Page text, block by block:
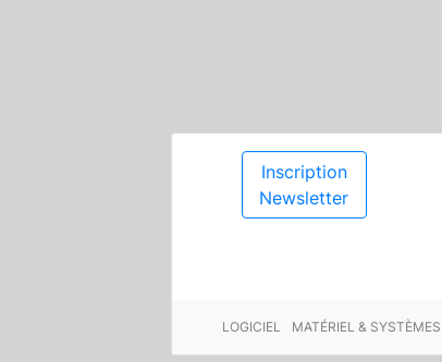
Inscription
Newsletter
LOGICIEL MATÉRIEL & SYSTÈMES